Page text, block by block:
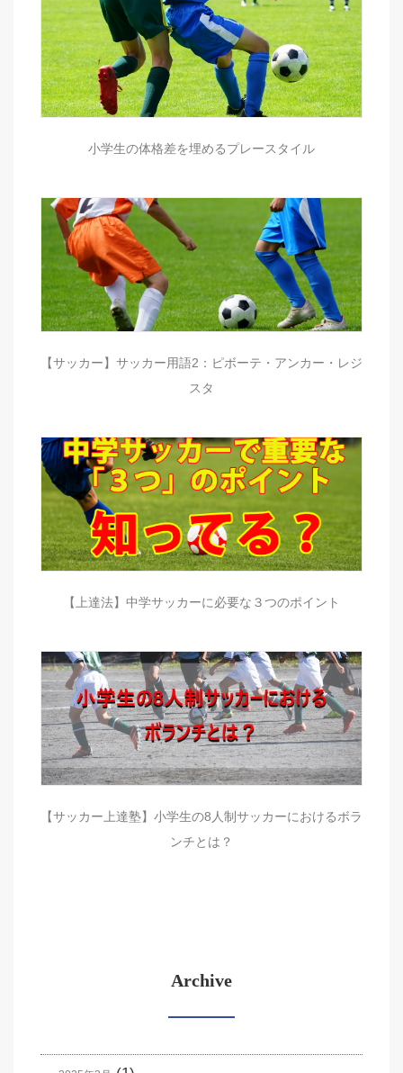
小学生の体格差を埋めるプレースタイル
【サッカー】サッカー用語2：ピボーテ・アンカー・レジ
スタ
【上達法】中学サッカーに必要な３つのポイント
【サッカー上達塾】小学生の8人制サッカーにおけるボラ
ンチとは？
Archive